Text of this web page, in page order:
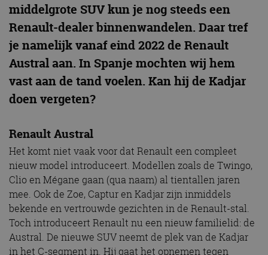
middelgrote SUV kun je nog steeds een
Renault-dealer binnenwandelen. Daar tref
je namelijk vanaf eind 2022 de Renault
Austral aan. In Spanje mochten wij hem
vast aan de tand voelen. Kan hij de Kadjar
doen vergeten?
Renault Austral
Het komt niet vaak voor dat Renault een compleet
nieuw model introduceert. Modellen zoals de Twingo,
Clio en Mégane gaan (qua naam) al tientallen jaren
mee. Ook de Zoe, Captur en Kadjar zijn inmiddels
bekende en vertrouwde gezichten in de Renault-stal.
Toch introduceert Renault nu een nieuw familielid: de
Austral. De nieuwe SUV neemt de plek van de Kadjar
in het C-segment in. Hij gaat het opnemen tegen